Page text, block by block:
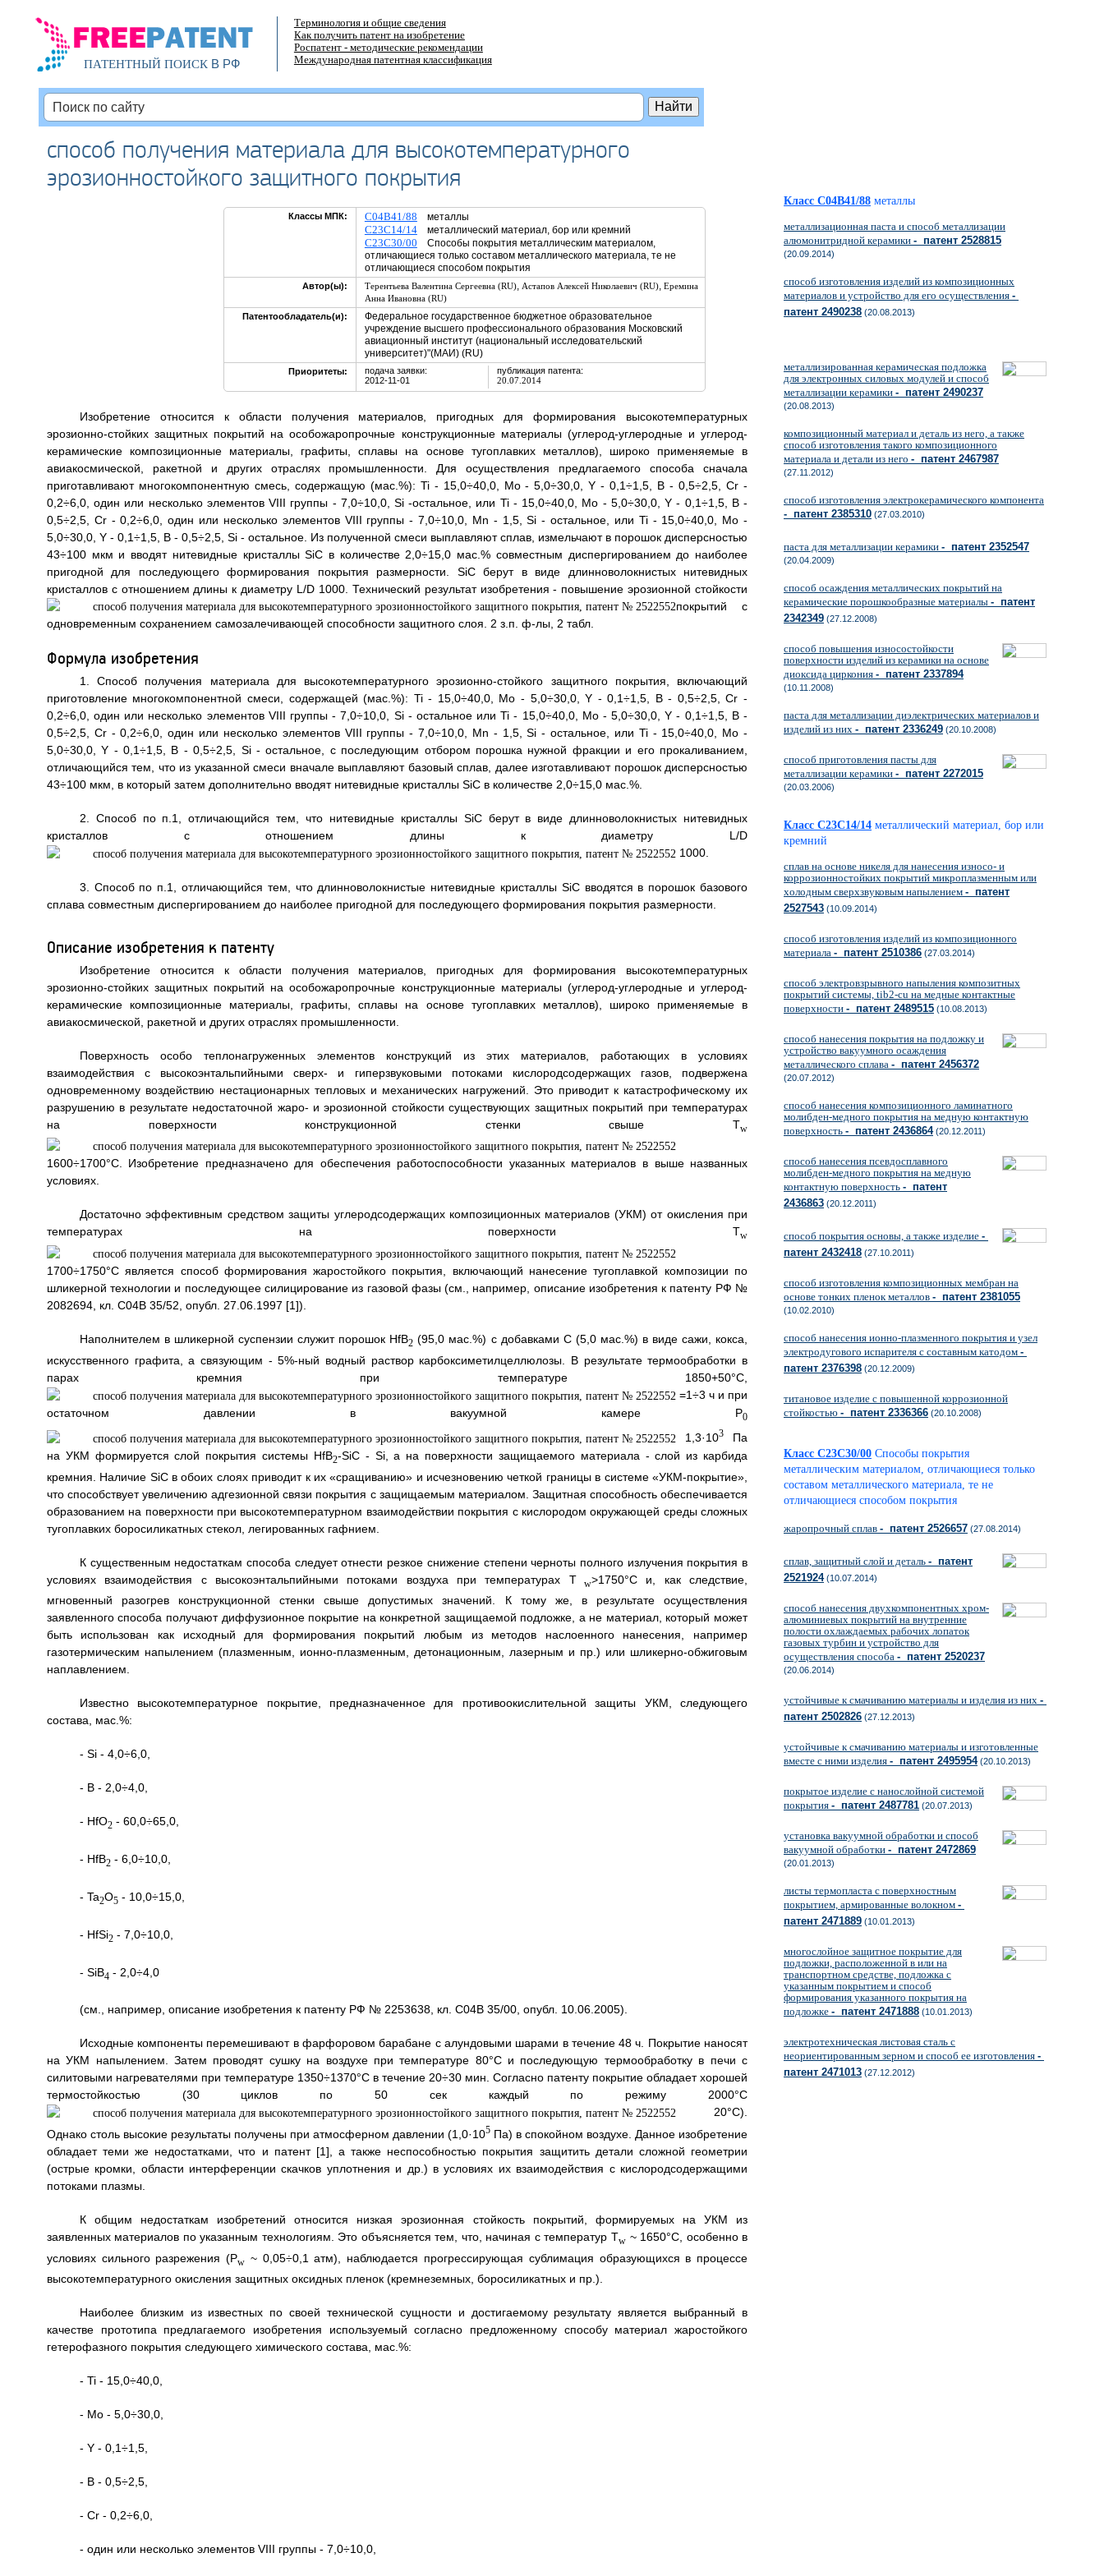
ПАТЕНТНЫЙ ПОИСКВ РФ
Терминология и общие сведения
Как получить патент на изобретение
Роспатент - методические рекомендации
Международная патентная классификация
способ получения материала для высокотемпературного
эрозионностойкого защитного покрытия
Классы МПК: C04B41/88 металлы
C23C14/14металлический материал, бор или кремний
C23C30/00 Способы покрытия металлическим материалом,
отличающиеся только составом металлического материала, те не
отличающиеся способом покрытия
Автор(ы): Терентьева Валентина Сергеевна (RU), Астапов Алексей Николаевич (RU), Еремина
Анна Ивановна (RU)
Патентообладатель(и):
Федеральное государственное бюджетное образовательное
учреждение высшего профессионального образования Московский
авиационный институт (национальный исследовательский
университет)"(МАИ) (RU)
Приоритеты:
подача заявки:
2012-11-01
публикация патента:
20.07.2014
Изобретение относится к области получения материалов, пригодных для формирования высокотемпературных
эрозионно-стойких защитных покрытий на особожаропрочные конструкционные материалы (углерод-углеродные и углерод-
керамические композиционные материалы, графиты, сплавы на основе тугоплавких металлов), широко применяемые в
авиакосмической, ракетной и других отраслях промышленности. Для осуществления предлагаемого способа сначала
приготавливают многокомпонентную смесь, содержащую (мас.%): Ti - 15,0÷40,0, Мо - 5,0÷30,0, Y - 0,1÷1,5, В - 0,5÷2,5, Cr -
0,2÷6,0, один или несколько элементов VIII группы - 7,0÷10,0, Si -остальное, или Ti - 15,0÷40,0, Мо - 5,0÷30,0, Y - 0,1÷1,5, В -
0,5÷2,5, Cr - 0,2÷6,0, один или несколько элементов VIII группы - 7,0÷10,0, Mn - 1,5, Si - остальное, или Ti - 15,0÷40,0, Мо -
5,0÷30,0, Y - 0,1÷1,5, В - 0,5÷2,5, Si - остальное. Из полученной смеси выплавляют сплав, измельчают в порошок дисперсностью
43÷100 мкм и вводят нитевидные кристаллы SiC в количестве 2,0÷15,0 мас.% совместным диспергированием до наиболее
пригодной для последующего формирования покрытия размерности. SiC берут в виде длинноволокнистых нитевидных
кристаллов с отношением длины к диаметру L/D 1000. Технический результат изобретения - повышение эрозионной стойкости
покрытий с
одновременным сохранением самозалечивающей способности защитного слоя. 2 з.п. ф-лы, 2 табл.
Формула изобретения
1. Способ получения материала для высокотемпературного эрозионно-стойкого защитного покрытия, включающий
приготовление многокомпонентной смеси, содержащей (мас.%): Ti - 15,0÷40,0, Мо - 5,0÷30,0, Y - 0,1÷1,5, В - 0,5÷2,5, Cr -
0,2÷6,0, один или несколько элементов VIII группы - 7,0÷10,0, Si - остальное или Ti - 15,0÷40,0, Мо - 5,0÷30,0, Y - 0,1÷1,5, В -
0,5÷2,5, Cr - 0,2÷6,0, один или несколько элементов VIII группы - 7,0÷10,0, Mn - 1,5, Si - остальное, или Ti - 15,0÷40,0, Мо -
5,0÷30,0, Y - 0,1÷1,5, В - 0,5÷2,5, Si - остальное, с последующим отбором порошка нужной фракции и его прокаливанием,
отличающийся тем, что из указанной смеси вначале выплавляют базовый сплав, далее изготавливают порошок дисперсностью
43÷100 мкм, в который затем дополнительно вводят нитевидные кристаллы SiC в количестве 2,0÷15,0 мас.%.
2. Способ по п.1, отличающийся тем, что нитевидные кристаллы SiC берут в виде длинноволокнистых нитевидных
кристаллов с отношением длины к диаметру L/D
1000.
3. Способ по п.1, отличающийся тем, что длинноволокнистые нитевидные кристаллы SiC вводятся в порошок базового
сплава совместным диспергированием до наиболее пригодной для последующего формирования покрытия размерности.
Описание изобретения к патенту
Изобретение относится к области получения материалов, пригодных для формирования высокотемпературных
эрозионно-стойких защитных покрытий на особожаропрочные конструкционные материалы (углерод-углеродные и углерод-
керамические композиционные материалы, графиты, сплавы на основе тугоплавких металлов), широко применяемые в
авиакосмической, ракетной и других отраслях промышленности.
Поверхность особо теплонагруженных элементов конструкций из этих материалов, работающих в условиях
взаимодействия с высокоэнтальпийными сверх- и гиперзвуковыми потоками кислородсодержащих газов, подвержена
одновременному воздействию нестационарных тепловых и механических нагружений. Это приводит к катастрофическому их
разрушению в результате недостаточной жаро- и эрозионной стойкости существующих защитных покрытий при температурах
на поверхности конструкционной стенки свыше Tw
1600÷1700°С. Изобретение предназначено для обеспечения работоспособности указанных материалов в выше названных
условиях.
Достаточно эффективным средством защиты углеродсодержащих композиционных материалов (УКМ) от окисления при
температурах на поверхности Tw
1700÷1750°С является способ формирования жаростойкого покрытия, включающий нанесение тугоплавкой композиции по
шликерной технологии и последующее силицирование из газовой фазы (см., например, описание изобретения к патенту РФ №
2082694, кл. С04В 35/52, опубл. 27.06.1997 [1]).
Наполнителем в шликерной суспензии служит порошок HfB2 (95,0 мас.%) с добавками С (5,0 мас.%) в виде сажи, кокса,
искусственного графита, а связующим - 5%-ный водный раствор карбоксиметилцеллюлозы. В результате термообработки в
парах кремния при температуре 1850+50°С,
=1÷3 ч и при
остаточном давлении в вакуумной камере Р0
1,3·103Па
на УКМ формируется слой покрытия системы HfB2-SiC - Si, a на поверхности защищаемого материала - слой из карбида
кремния. Наличие SiC в обоих слоях приводит к их «сращиванию» и исчезновению четкой границы в системе «УКМ-покрытие»,
что способствует увеличению адгезионной связи покрытия с защищаемым материалом. Защитная способность обеспечивается
образованием на поверхности при высокотемпературном взаимодействии покрытия с кислородом окружающей среды сложных
тугоплавких боросиликатных стекол, легированных гафнием.
К существенным недостаткам способа следует отнести резкое снижение степени черноты полного излучения покрытия в
условиях взаимодействия с высокоэнтальпийными потоками воздуха при температурах T w>1750°С и, как следствие,
мгновенный разогрев конструкционной стенки свыше допустимых значений. К тому же, в результате осуществления
заявленного способа получают диффузионное покрытие на конкретной защищаемой подложке, а не материал, который может
быть использован как исходный для формирования покрытий любым из методов наслоенного нанесения, например
газотермическим напылением (плазменным, ионно-плазменным, детонационным, лазерным и пр.) или шликерно-обжиговым
наплавлением.
Известно высокотемпературное покрытие, предназначенное для противоокислительной защиты УКМ, следующего
состава, мас.%:
- Si - 4,0÷6,0,
- В - 2,0÷4,0,
- HfO2- 60,0÷65,0,
- HfВ2- 6,0÷10,0,
- Ta2O5 - 10,0÷15,0,
- HfSi2- 7,0÷10,0,
- SiB4 - 2,0÷4,0
(см., например, описание изобретения к патенту РФ № 2253638, кл. С04В 35/00, опубл. 10.06.2005).
Исходные компоненты перемешивают в фарфоровом барабане с алундовыми шарами в течение 48 ч. Покрытие наносят
на УКМ напылением. Затем проводят сушку на воздухе при температуре 80°С и последующую термообработку в печи с
силитовыми нагревателями при температуре 1350÷1370°С в течение 20÷30 мин. Согласно патенту покрытие обладает хорошей
термостойкостью (30 циклов по 50 сек каждый по режиму 2000°С
20°С).
Однако столь высокие результаты получены при атмосферном давлении (1,0·105Па) в спокойном воздухе. Данное изобретение
обладает теми же недостатками, что и патент [1], а также неспособностью покрытия защитить детали сложной геометрии
(острые кромки, области интерференции скачков уплотнения и др.) в условиях их взаимодействия с кислородсодержащими
потоками плазмы.
К общим недостаткам изобретений относится низкая эрозионная стойкость покрытий, формируемых на УКМ из
заявленных материалов по указанным технологиям. Это объясняется тем, что, начиная с температур Tw ~ 1650°С, особенно в
условиях сильного разрежения (Pw ~ 0,05÷0,1 атм), наблюдается прогрессирующая сублимация образующихся в процессе
высокотемпературного окисления защитных оксидных пленок (кремнеземных, боросиликатных и пр.).
Наиболее близким из известных по своей технической сущности и достигаемому результату является выбранный в
качестве прототипа предлагаемого изобретения используемый согласно предложенному способу материал жаростойкого
гетерофазного покрытия следующего химического состава, мас.%:
- Ti - 15,0÷40,0,
- Мо - 5,0÷30,0,
- Y - 0,1÷1,5,
- В - 0,5÷2,5,
- Cr - 0,2÷6,0,
- один или несколько элементов VIII группы - 7,0÷10,0,
Класс C04B41/88 металлы
металлизационная паста и способ металлизации
алюмонитридной керамики - патент 2528815
(20.09.2014)
способ изготовления изделий из композиционных
материалов и устройство для его осуществления -
патент 2490238 (20.08.2013)
металлизированная керамическая подложка
для электронных силовых модулей и способ
металлизации керамики - патент 2490237
(20.08.2013)
композиционный материал и деталь из него, а также
способ изготовления такого композиционного
материала и детали из него - патент 2467987
(27.11.2012)
способ изготовления электрокерамического компонента
- патент 2385310 (27.03.2010)
паста для металлизации керамики - патент 2352547
(20.04.2009)
способ осаждения металлических покрытий на
керамические порошкообразные материалы - патент
2342349 (27.12.2008)
способ повышения износостойкости
поверхности изделий из керамики на основе
диоксида циркония - патент 2337894
(10.11.2008)
паста для металлизации диэлектрических материалов и
изделий из них - патент 2336249 (20.10.2008)
способ приготовления пасты для
металлизации керамики - патент 2272015
(20.03.2006)
Класс C23C14/14 металлический материал, бор или
кремний
сплав на основе никеля для нанесения износо- и
коррозионностойких покрытий микроплазменным или
холодным сверхзвуковым напылением - патент
2527543 (10.09.2014)
способ изготовления изделий из композиционного
материала - патент 2510386 (27.03.2014)
способ электровзрывного напыления композитных
покрытий системы, tib2-cu на медные контактные
поверхности - патент 2489515 (10.08.2013)
способ нанесения покрытия на подложку и
устройство вакуумного осаждения
металлического сплава - патент 2456372
(20.07.2012)
способ нанесения композиционного ламинатного
молибден-медного покрытия на медную контактную
поверхность - патент 2436864(20.12.2011)
способ нанесения псевдосплавного
молибден-медного покрытия на медную
контактную поверхность - патент
2436863 (20.12.2011)
способ покрытия основы, а также изделие -
патент 2432418 (27.10.2011)
способ изготовления композиционных мембран на
основе тонких пленок металлов - патент 2381055
(10.02.2010)
способ нанесения ионно-плазменного покрытия и узел
электродугового испарителя с составным катодом -
патент 2376398 (20.12.2009)
титановое изделие с повышенной коррозионной
стойкостью - патент 2336366 (20.10.2008)
Класс C23C30/00 Способы покрытия
металлическим материалом, отличающиеся только
составом металлического материала, те не
отличающиеся способом покрытия
жаропрочный сплав - патент 2526657 (27.08.2014)
сплав, защитный слой и деталь - патент
2521924(10.07.2014)
способ нанесения двухкомпонентных хром-
алюминиевых покрытий на внутренние
полости охлаждаемых рабочих лопаток
газовых турбин и устройство для
осуществления способа - патент 2520237
(20.06.2014)
устойчивые к смачиванию материалы и изделия из них -
патент 2502826 (27.12.2013)
устойчивые к смачиванию материалы и изготовленные
вместе с ними изделия - патент 2495954(20.10.2013)
покрытое изделие с нанослойной системой
покрытия - патент 2487781 (20.07.2013)
установка вакуумной обработки и способ
вакуумной обработки - патент 2472869
(20.01.2013)
листы термопласта с поверхностным
покрытием, армированные волокном -
патент 2471889 (10.01.2013)
многослойное защитное покрытие для
подложки, расположенной в или на
транспортном средстве, подложка с
указанным покрытием и способ
формирования указанного покрытия на
подложке - патент 2471888 (10.01.2013)
электротехническая листовая сталь с
неориентированным зерном и способ ее изготовления -
патент 2471013 (27.12.2012)